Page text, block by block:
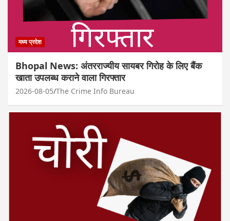
मध्य प्रदेश
Bhopal News: अंतरराज्यीय सायबर गिरोह के लिए बैंक
खाता उपलब्ध कराने वाला गिरफ्तार
2026-08-05 The Crime Info Bureau